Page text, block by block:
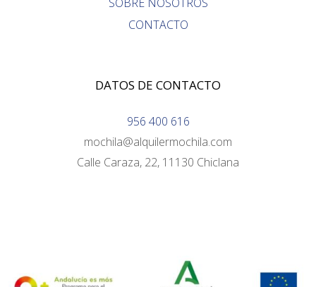
CONTACTO
DATOS DE CONTACTO
956 400 616
mochila@alquilermochila.com
Calle Caraza, 22, 11130 Chiclana